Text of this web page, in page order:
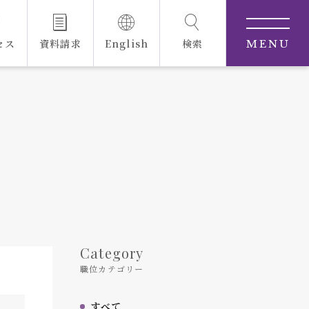
ス 資料請求 English 検索 MENU
Category
職位カテゴリー
すべて